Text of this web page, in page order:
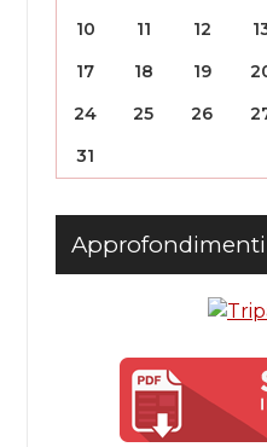
10
11 12
17 18 19
24
25 26
31
Approfondimenti